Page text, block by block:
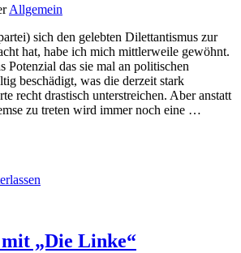
Allgemein
sich den gelebten Dilettantismus zur
hat, habe ich mich mittlerweile gewöhnt.
Potenzial das sie mal an politischen
beschädigt, was die derzeit stark
recht drastisch unterstreichen. Aber anstatt
zu treten wird immer noch eine …
„Die Linke“